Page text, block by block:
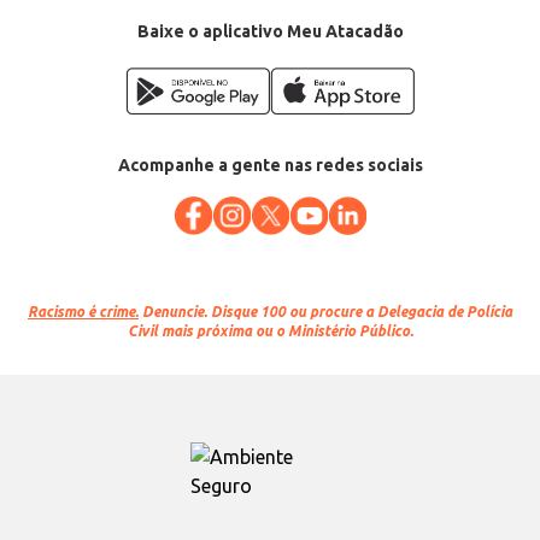
Baixe o aplicativo Meu Atacadão
Acompanhe a gente nas redes sociais
Racismo é crime. Denuncie. Disque 100 ou procure a Delegacia de Polícia
Civil mais próxima ou o Ministério Público.